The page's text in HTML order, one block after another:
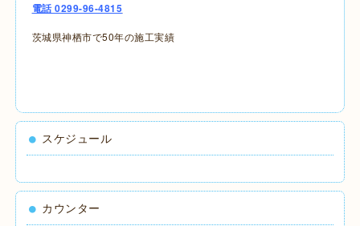
電話 0299-96-4815
茨城県神栖市で50年の施工実績
スケジュール
カウンター